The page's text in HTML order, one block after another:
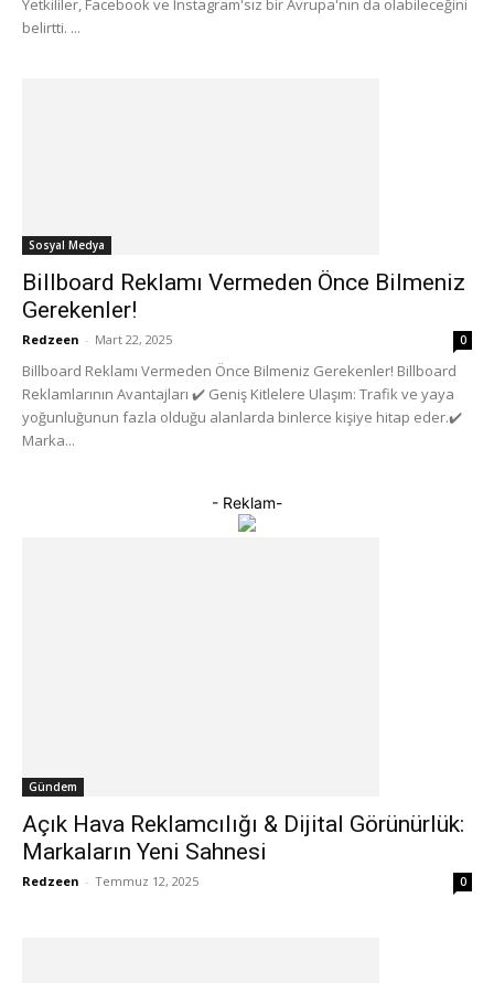
Yetkililer, Facebook ve Instagram'sız bir Avrupa'nın da olabileceğini
belirtti. ...
Sosyal Medya
Billboard Reklamı Vermeden Önce Bilmeniz
Gerekenler!
Redzeen - Mart 22, 2025 0
Billboard Reklamı Vermeden Önce Bilmeniz Gerekenler! Billboard
Reklamlarının Avantajları ✔️ Geniş Kitlelere Ulaşım: Trafik ve yaya
yoğunluğunun fazla olduğu alanlarda binlerce kişiye hitap eder.✔️
Marka...
- Reklam-
Gündem
Açık Hava Reklamcılığı & Dijital Görünürlük:
Markaların Yeni Sahnesi
Redzeen - Temmuz 12, 2025 0